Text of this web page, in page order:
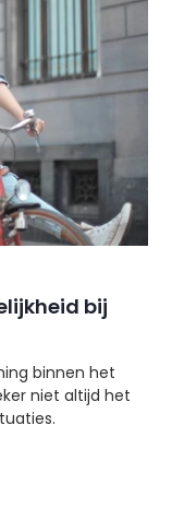
bij
binnen het
niet altijd het